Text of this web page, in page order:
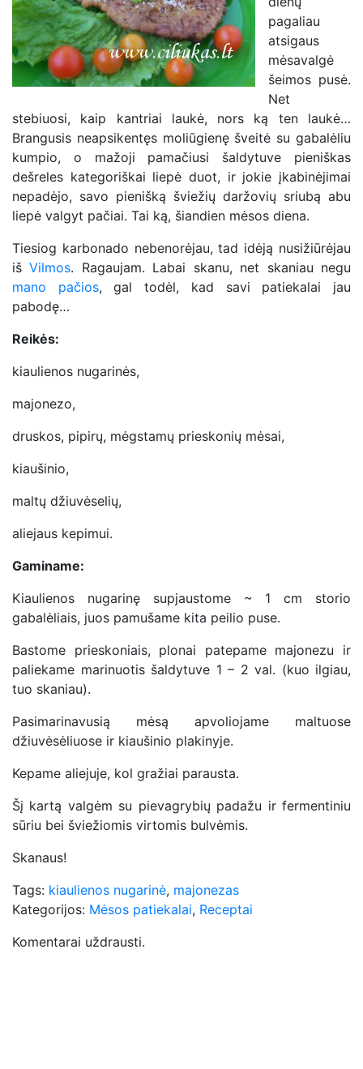
pagaliau
atsigaus
mėsavalgė
šeimos pusė.
Net
stebiuosi, kaip kantriai laukė, nors ką ten laukė…
Brangusis neapsikentęs moliūgienę šveitė su gabalėliu
kumpio, o mažoji pamačiusi šaldytuve pieniškas
dešreles kategoriškai liepė duot, ir jokie įkabinėjimai
nepadėjo, savo pienišką šviežių daržovių sriubą abu
liepė valgyt pačiai. Tai ką, šiandien mėsos diena.
Tiesiog karbonado nebenorėjau, tad idėją nusižiūrėjau
išVilmos. Ragaujam. Labai skanu, net skaniau negu
mano pačios, gal todėl, kad savi patiekalai jau
pabodę…
Reikės:
kiaulienos nugarinės,
majonezo,
druskos, pipirų, mėgstamų prieskonių mėsai,
kiaušinio,
maltų džiuvėselių,
aliejaus kepimui.
Gaminame:
Kiaulienos nugarinę supjaustome ~ 1 cm storio
gabalėliais, juos pamušame kita peilio puse.
Bastome prieskoniais, plonai patepame majonezu ir
paliekame marinuotis šaldytuve 1 – 2 val. (kuo ilgiau,
tuo skaniau).
Pasimarinavusią mėsą apvoliojame maltuose
džiuvėsėliuose ir kiaušinio plakinyje.
Kepame aliejuje, kol gražiai parausta.
Šį kartą valgėm su pievagrybių padažu ir fermentiniu
sūriu bei šviežiomis virtomis bulvėmis.
Skanaus!
Tags: kiaulienos nugarinė, majonezas
Kategorijos: Mėsos patiekalai, Receptai
Komentarai uždrausti.